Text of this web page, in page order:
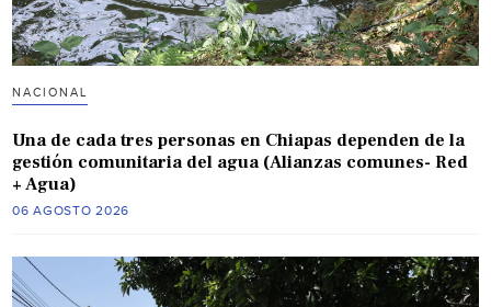
NACIONAL
Una de cada tres personas en Chiapas dependen de la
gestión comunitaria del agua (Alianzas comunes- Red
+ Agua)
06 AGOSTO 2026